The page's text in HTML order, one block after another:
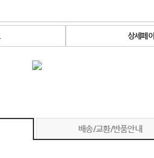
상세페
배송/교환/반품안내